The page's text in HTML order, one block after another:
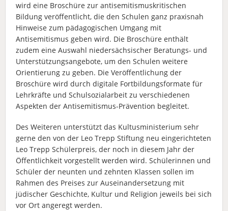
wird eine Broschüre zur antisemitismuskritischen
Bildung veröffentlicht, die den Schulen ganz praxisnah
Hinweise zum pädagogischen Umgang mit
Antisemitismus geben wird. Die Broschüre enthält
zudem eine Auswahl niedersächsischer Beratungs- und
Unterstützungsangebote, um den Schulen weitere
Orientierung zu geben. Die Veröffentlichung der
Broschüre wird durch digitale Fortbildungsformate für
Lehrkräfte und Schulsozialarbeit zu verschiedenen
Aspekten der Antisemitismus-Prävention begleitet.
Des Weiteren unterstützt das Kultusministerium sehr
gerne den von der Leo Trepp Stiftung neu eingerichteten
Leo Trepp Schülerpreis, der noch in diesem Jahr der
Öffentlichkeit vorgestellt werden wird. Schülerinnen und
Schüler der neunten und zehnten Klassen sollen im
Rahmen des Preises zur Auseinandersetzung mit
jüdischer Geschichte, Kultur und Religion jeweils bei sich
vor Ort angeregt werden.